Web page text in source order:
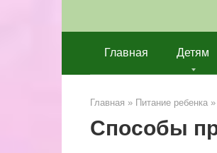
Главная Детям
Главная » Питание ребенка »
Способы